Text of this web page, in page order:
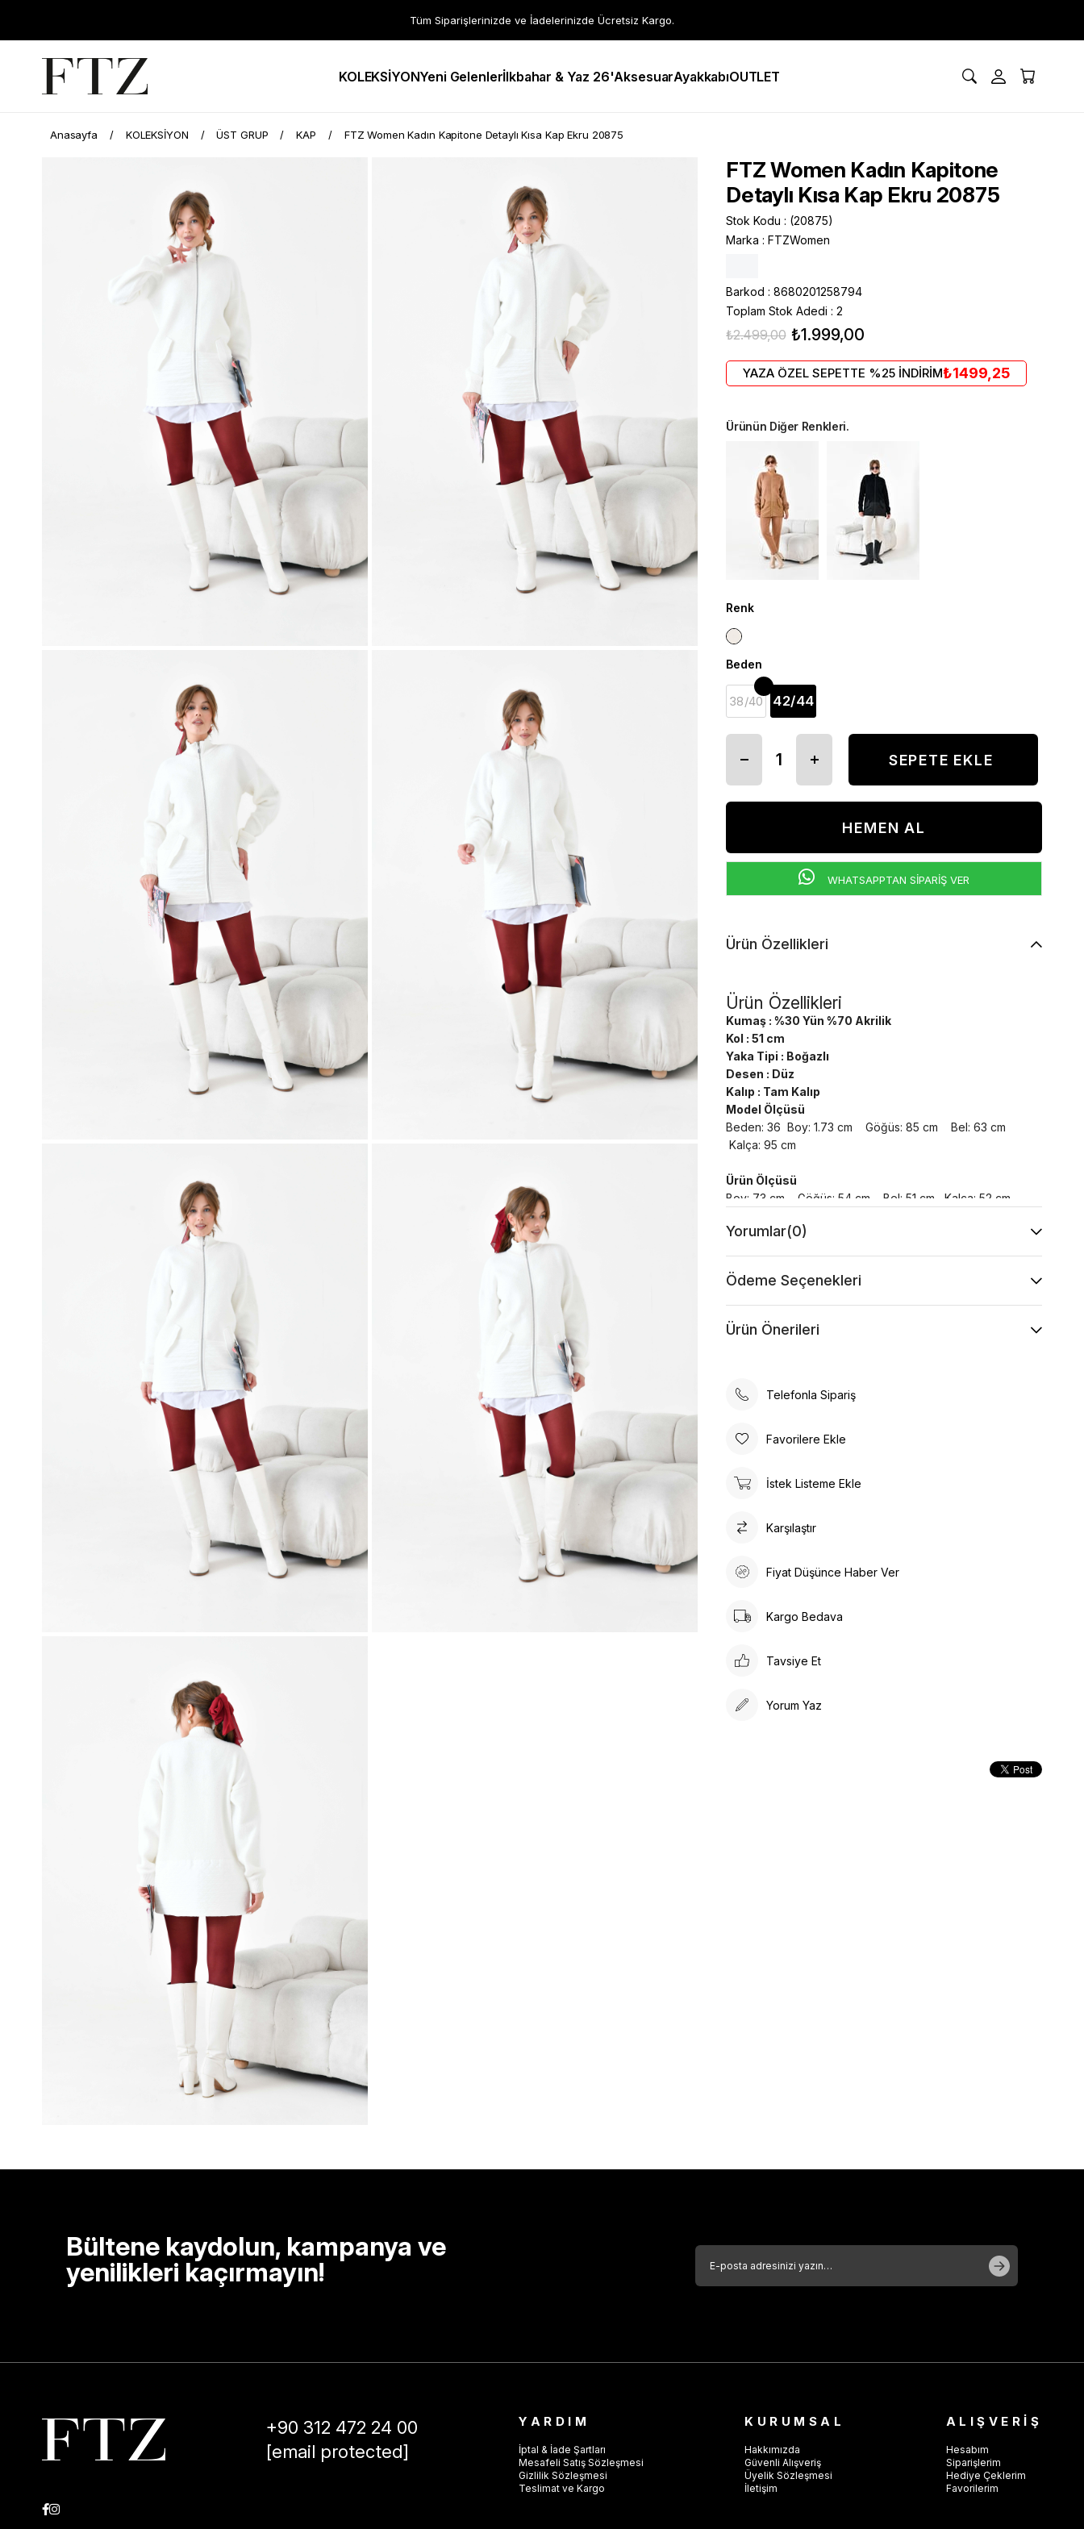
Tüm Siparişlerinizde ve İadelerinizde Ücretsiz Kargo.
KOLEKSİYONYeni Gelenlerİlkbahar & Yaz 26'AksesuarAyakkabıOUTLET
Anasayfa KOLEKSİYON ÜST GRUP KAP FTZ Women Kadın Kapitone Detaylı Kısa Kap Ekru 20875
FTZ Women Kadın Kapitone
Detaylı Kısa Kap Ekru 20875
Stok Kodu
(20875)
Marka : FTZWomen
Barkod : 8680201258794
Toplam Stok Adedi : 2
₺2.499,00 ₺1.999,00
YAZA ÖZEL SEPETTE %25 İNDİRİM₺1499,25
Ürünün Diğer Renkleri.
Renk
Beden
38/40 42/44
WHATSAPPTAN SİPARİŞ VER
Ürün Özellikleri
Ürün Özellikleri
Kumaş : %30 Yün %70 Akrilik
Kol : 51 cm
Yaka Tipi : Boğazlı
Desen : Düz
Kalıp : Tam Kalıp
Model Ölçüsü
Beden: 36 Boy: 1.73 cm Göğüs: 85 cm Bel: 63 cm
Kalça: 95 cm
Ürün Ölçüsü
Boy: 73 cm Göğüs: 54 cm Bel: 51 cm Kalça: 52 cm
Yıkama Talimatı :
Kurutma Makinesinde Kurutulamaz
Çözücü Kullanınız
Yorumlar(0)
Ödeme Seçenekleri
Ürün Önerileri
Telefonla Sipariş
Favorilere Ekle
İstek Listeme Ekle
Karşılaştır
Fiyat Düşünce Haber Ver
Kargo Bedava
Tavsiye Et
Yorum Yaz
Bültene kaydolun, kampanya ve
yenilikleri kaçırmayın!
+90 312 472 24 00
[email protected]
YARDIM
İptal & İade Şartları
Mesafeli Satış Sözleşmesi
Gizlilik Sözleşmesi
Teslimat ve Kargo
KURUMSAL
Hakkımızda
Güvenli Alışveriş
Üyelik Sözleşmesi
İletişim
ALIŞVERİŞ
Hesabım
Siparişlerim
Hediye Çeklerim
Favorilerim